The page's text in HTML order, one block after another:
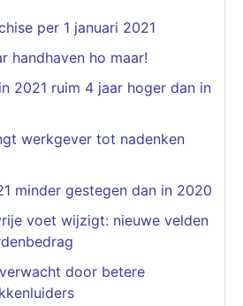
per 1 januari 2021
handhaven ho maar!
2021 ruim 4 jaar hoger dan in
werkgever tot nadenken
minder gestegen dan in 2020
voet wijzigt: nieuwe velden
door betere